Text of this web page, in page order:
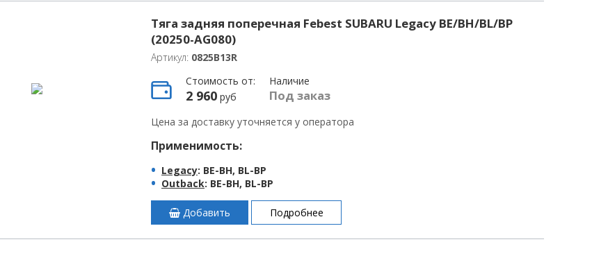
Тяга задняя поперечная Febest SUBARU Legacy BE/BH/BL/BP
(20250-AG080)
Артикул: 0825B13R
Стоимость от:
2 960руб
Наличие
Под заказ
Цена за доставку уточняется у оператора
Применимость:
Legacy: BE-BH, BL-BP
Outback: BE-BH, BL-BP
Добавить Подробнее